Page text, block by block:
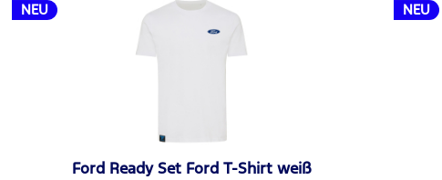
NEU
Ford Ready Set Ford T-Shirt weiß
NEU